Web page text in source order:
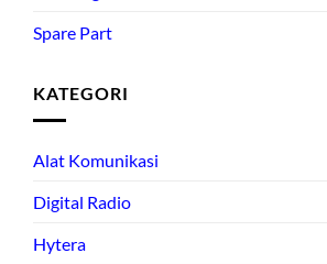
Spare Part
KATEGORI
Alat Komunikasi
Digital Radio
Hytera